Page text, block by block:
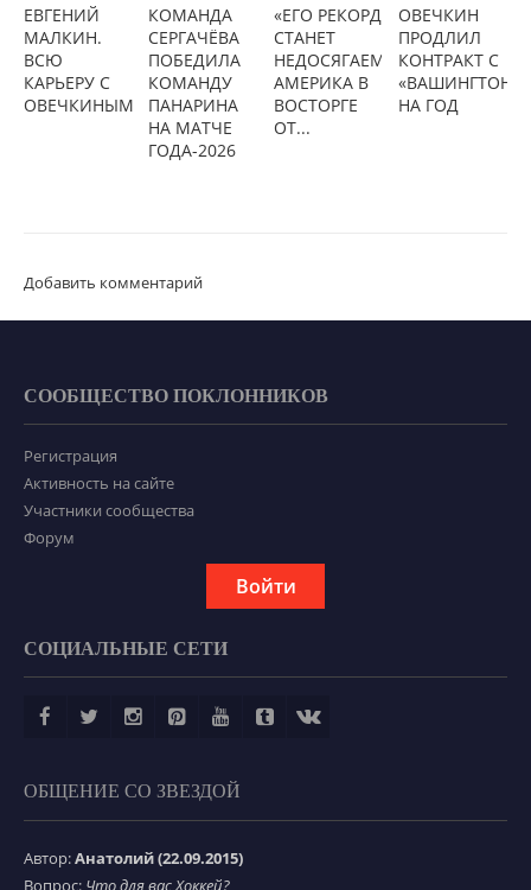
ЕВГЕНИЙ
МАЛКИН.
ВСЮ
КАРЬЕРУ С
ОВЕЧКИНЫМ
КОМАНДА
СЕРГАЧЁВА
ПОБЕДИЛА
КОМАНДУ
ПАНАРИНА
НА МАТЧЕ
ГОДА-2026
«ЕГО РЕКОРД
СТАНЕТ
НЕДОСЯГАЕМЫМ»:
АМЕРИКА В
ВОСТОРГЕ
ОТ...
ОВЕЧКИН
ПРОДЛИЛ
КОНТРАКТ С
НА ГОД
Добавить комментарий
СООБЩЕСТВО ПОКЛОННИКОВ
Регистрация
Активность на сайте
Участники сообщества
Форум
Войти
СОЦИАЛЬНЫЕ СЕТИ
ОБЩЕНИЕ СО ЗВЕЗДОЙ
Автор:Анатолий (22.09.2015)